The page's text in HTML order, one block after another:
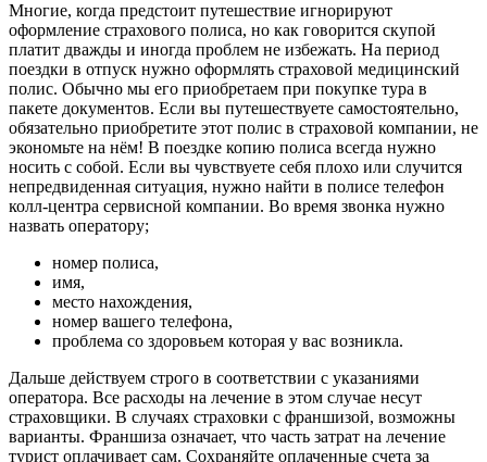
Многие, когда предстоит путешествие игнорируют
оформление страхового полиса, но как говорится скупой
платит дважды и иногда проблем не избежать. На период
поездки в отпуск нужно оформлять страховой медицинский
полис. Обычно мы его приобретаем при покупке тура в
пакете документов. Если вы путешествуете самостоятельно,
обязательно приобретите этот полис в страховой компании, не
экономьте на нём! В поездке копию полиса всегда нужно
носить с собой. Если вы чувствуете себя плохо или случится
непредвиденная ситуация, нужно найти в полисе телефон
колл-центра сервисной компании. Во время звонка нужно
назвать оператору;
номер полиса,
имя,
место нахождения,
номер вашего телефона,
проблема со здоровьем которая у вас возникла.
Дальше действуем строго в соответствии с указаниями
оператора. Все расходы на лечение в этом случае несут
страховщики. В случаях страховки с франшизой, возможны
варианты. Франшиза означает, что часть затрат на лечение
турист оплачивает сам. Сохраняйте оплаченные счета за